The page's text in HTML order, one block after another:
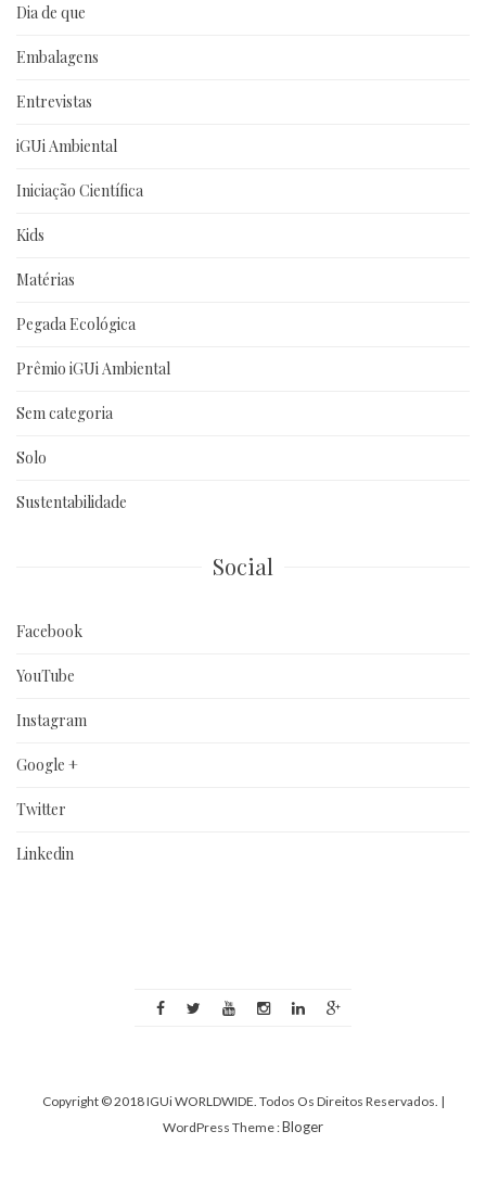
Dia de que
Embalagens
Entrevistas
iGUi Ambiental
Iniciação Científica
Kids
Matérias
Pegada Ecológica
Prêmio iGUi Ambiental
Sem categoria
Solo
Sustentabilidade
Social
Facebook
YouTube
Instagram
Google +
Twitter
Linkedin
Copyright © 2018 IGUi WORLDWIDE. Todos Os Direitos Reservados. |
WordPress Theme :Bloger